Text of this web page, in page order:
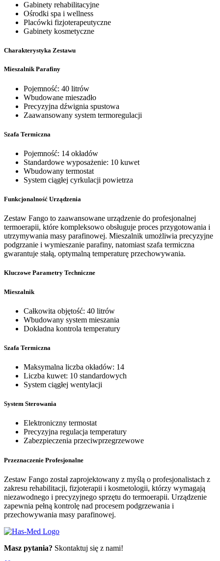
Gabinety rehabilitacyjne
Ośrodki spa i wellness
Placówki fizjoterapeutyczne
Gabinety kosmetyczne
Charakterystyka Zestawu
Mieszalnik Parafiny
Pojemność: 40 litrów
Wbudowane mieszadło
Precyzyjna dźwignia spustowa
Zaawansowany system termoregulacji
Szafa Termiczna
Pojemność: 14 okładów
Standardowe wyposażenie: 10 kuwet
Wbudowany termostat
System ciągłej cyrkulacji powietrza
Funkcjonalność Urządzenia
Zestaw Fango to zaawansowane urządzenie do profesjonalnej
termoerapii, które kompleksowo obsługuje proces przygotowania i
utrzymywania masy parafinowej. Mieszalnik umożliwia precyzyjne
podgrzanie i wymieszanie parafiny, natomiast szafa termiczna
gwarantuje stałą, optymalną temperaturę przechowywania.
Kluczowe Parametry Techniczne
Mieszalnik
Całkowita objętość: 40 litrów
Wbudowany system mieszania
Dokładna kontrola temperatury
Szafa Termiczna
Maksymalna liczba okładów: 14
Liczba kuwet: 10 standardowych
System ciągłej wentylacji
System Sterowania
Elektroniczny termostat
Precyzyjna regulacja temperatury
Zabezpieczenia przeciwprzegrzewowe
Przeznaczenie Profesjonalne
Zestaw Fango został zaprojektowany z myślą o profesjonalistach z
zakresu rehabilitacji, fizjoterapii i kosmetologii, którzy wymagają
niezawodnego i precyzyjnego sprzętu do termoerapii. Urządzenie
zapewnia pełną kontrolę nad procesem podgrzewania i
przechowywania masy parafinowej.
Masz pytania? Skontaktuj się z nami!